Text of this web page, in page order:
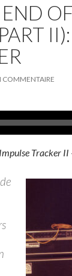
COMMENTAIRE
Tracker II